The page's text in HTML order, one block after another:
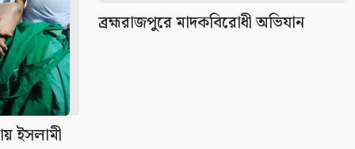
ব্রহ্মরাজপুরে মাদকবিরোধী অভিযান
ইসলামী
ব্রহ্মরাজপুরে মাদকবিরোধী অভিযান